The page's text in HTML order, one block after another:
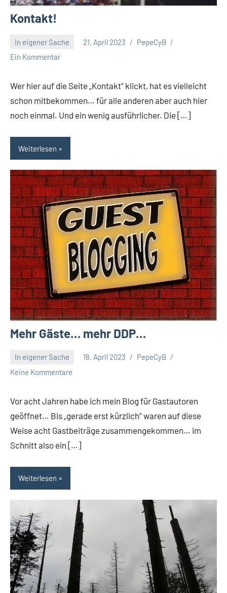
Kontakt!
In eigener Sache 21. April 2023
PepeCyB
Ein Kommentar
Wer hier auf die Seite „Kontakt“ klickt, hat es vielleicht
schon mitbekommen… für alle anderen aber auch hier
noch einmal. Und ein wenig ausführlicher. Die […]
Weiterlesen
Mehr Gäste… mehr DDP…
In eigener Sache 18. April 2023
PepeCyB
Keine Kommentare
Vor acht Jahren habe ich mein Blog für Gastautoren
geöffnet… Bis „gerade erst kürzlich“ waren auf diese
Weise acht Gastbeiträge zusammengekommen… im
Schnitt also ein […]
Weiterlesen